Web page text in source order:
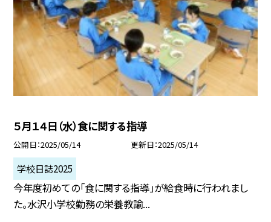
５月１４日（水）食に関する指導
公開日 2025/05/14 更新日 2025/05/14
学校日誌2025
今年度初めての「食に関する指導」が給食時に行われまし
た。水沢小学校勤務の栄養教諭...